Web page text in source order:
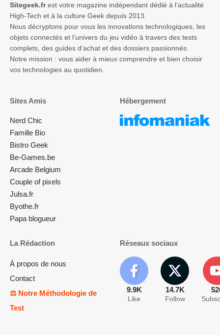
Sitegeek.frest votre magazine indépendant dédié à l’actualité
High-Tech et à la culture Geek depuis 2013.
Nous décryptons pour vous les innovations technologiques, les
objets connectés et l’univers du jeu vidéo à travers des tests
complets, des guides d’achat et des dossiers passionnés.
Notre mission : vous aider à mieux comprendre et bien choisir
vos technologies au quotidien.
Sites Amis
Nerd Chic
Famille Bio
Bistro Geek
Be-Games.be
Arcade Belgium
Couple of pixels
Julsa.fr
Byothe.fr
Papa blogueur
Hébergement
La Rédaction
À propos de nous
Contact
⚖️ Notre Méthodologie de
Test
Réseaux sociaux
9.9K
Like
14.7K
Follow